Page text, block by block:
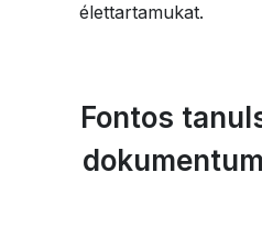
élettartamukat.
Fontos